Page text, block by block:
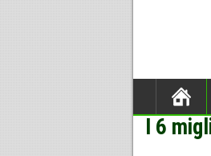
Home>
I 6